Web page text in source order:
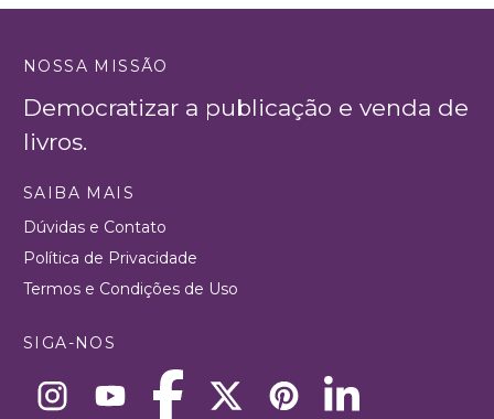
NOSSA MISSÃO
Democratizar a publicação e venda de
livros.
SAIBA MAIS
Dúvidas e Contato
Política de Privacidade
Termos e Condições de Uso
SIGA-NOS